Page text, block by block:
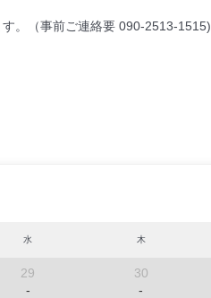
。（事前ご連絡要 090-2513-1515)
水 木
29
-
30
-